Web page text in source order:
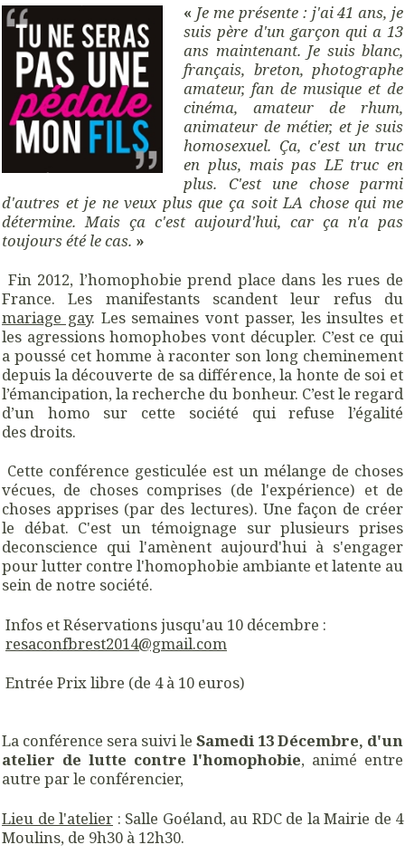
« Je me présente : j'ai 41 ans, je
suis père d'un garçon qui a 13
ans maintenant. Je suis blanc,
français, breton, photographe
amateur, fan de musique et de
cinéma, amateur de rhum,
animateur de métier, et je suis
homosexuel. Ça, c'est un truc
en plus, mais pas LE truc en
plus. C'est une chose parmi
d'autres et je ne veux plus que ça soit LA chose qui me
détermine. Mais ça c'est aujourd'hui, car ça n'a pas
toujours été le cas. »
Fin 2012, l’homophobie prend place dans les rues de
France. Les manifestants scandent leur refus du
mariage gay. Les semaines vont passer, les insultes et
les agressions homophobes vont décupler. C’est ce qui
a poussé cet homme à raconter son long cheminement
depuis la découverte de sa différence, la honte de soi et
l’émancipation, la recherche du bonheur. C’est le regard
d’un homo sur cette société qui refuse l’égalité
des droits.
Cette conférence gesticulée est un mélange de choses
vécues, de choses comprises (de l'expérience) et de
choses apprises (par des lectures). Une façon de créer
le débat. C'est un témoignage sur plusieurs prises
deconscience qui l'amènent aujourd'hui à s'engager
pour lutter contre l'homophobie ambiante et latente au
sein de notre société.
Infos et Réservations jusqu'au 10 décembre :
resaconfbrest2014@gmail.com
Entrée Prix libre (de 4 à 10 euros)
La conférence sera suivi le Samedi 13 Décembre, d'un
atelier de lutte contre l'homophobie, animé entre
autre par le conférencier,
Lieu de l'atelier : Salle Goéland, au RDC de la Mairie de 4
Moulins, de 9h30 à 12h30.